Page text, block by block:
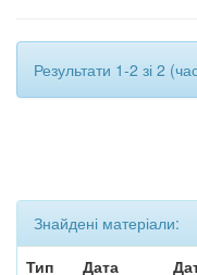
Результати 1-2 зі 2
Знайдені матеріали:
Тип
Дата